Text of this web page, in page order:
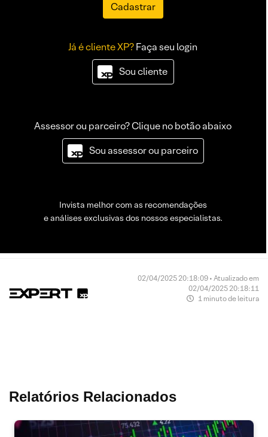
Cadastrar
Já é cliente XP?Faça seu login
Sou cliente
Assessor ou parceiro? Clique no botão abaixo
Sou assessor ou parceiro
Invista melhor com as recomendações
e análises exclusivas dos nossos especialistas.
02/04/2025 20:18:09 • Atualizado em
02/04/2025 20:18:11
1 minuto de leitura
Relatórios Relacionados